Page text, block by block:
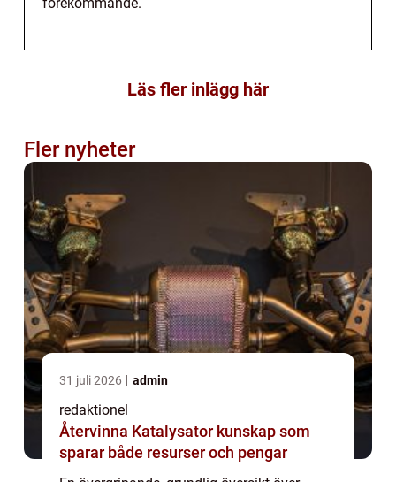
Läs fler inlägg här
Fler nyheter
31 juli 2026 admin
redaktionel
Återvinna Katalysator kunskap som
sparar både resurser och pengar